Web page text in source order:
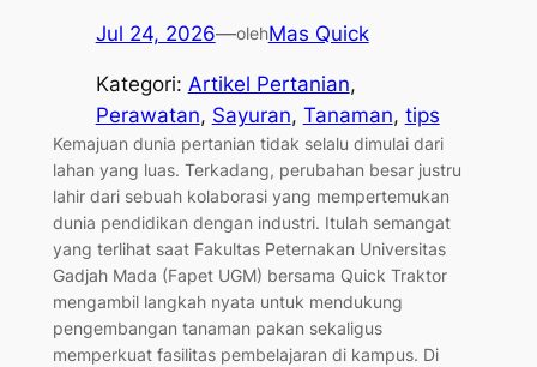
Jul 24, 2026—olehMas Quick
Kategori: Artikel Pertanian
Perawatan, Sayuran, Tanaman, tips
Kemajuan dunia pertanian tidak selalu dimulai dari
lahan yang luas. Terkadang, perubahan besar justru
lahir dari sebuah kolaborasi yang mempertemukan
dunia pendidikan dengan industri. Itulah semangat
yang terlihat saat Fakultas Peternakan Universitas
Gadjah Mada (Fapet UGM) bersama Quick Traktor
mengambil langkah nyata untuk mendukung
pengembangan tanaman pakan sekaligus
memperkuat fasilitas pembelajaran di kampus. Di